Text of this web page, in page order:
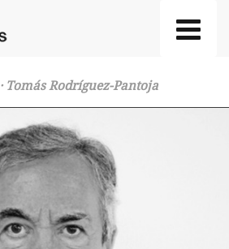
· Tomás Rodríguez-Pantoja